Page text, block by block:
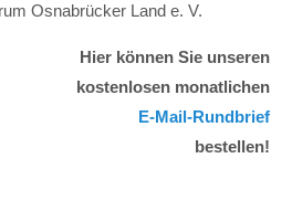
Osnabrücker Land e. V.
Hier können Sie unseren
kostenlosen monatlichen
E-Mail-Rundbrief
bestellen!